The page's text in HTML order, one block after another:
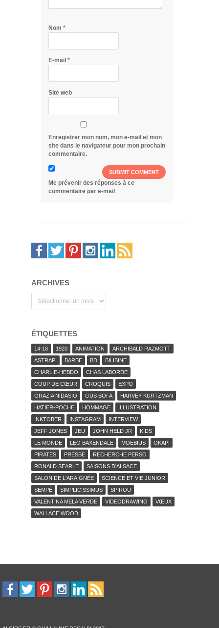
Nom *
E-mail *
Site web
Enregistrer mon nom, mon e-mail et mon
site dans le navigateur pour mon prochain
commentaire.
Me prévenir des réponses à ce
commentaire par e-mail
ARCHIVES
ÉTIQUETTES
14-18 1920 ANIMATION
ARCHIBALD RAZMOTT
ASTRAPI
BARBE BD
BILIBINE
CHARLIE-HEBDO
CHAS LABORDE
COUP DE CŒUR
CROQUIS
EXPO
GRAZIA NIDASIO
GUS BOFA
HARVEY KURTZMAN
HATIER-POCHE
HOMMAGE
ILLUSTRATION
INKTOBER
INSTAGRAM
INTERVIEW
JEFF JONES
JEU JOHN HELD JR
KIDS
LE MONDE
LEO BAXENDALE MOEBIUS
OKAPI
PIRATES
PRESSE
RECHERCHE PERSO
RONALD SEARLE
SAISONS D'ALSACE
SALON DE L'ARAIGNÉE
SCIENCE ET VIE JUNIOR
SEMPÉ
SIMPLICISSIMUS
SPIROU
VALENTINA MELA VERDE
VIDEODRAWING
VŒUX
WALLACE WOOD